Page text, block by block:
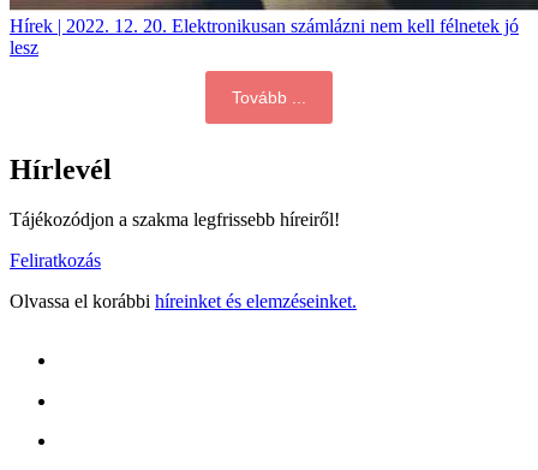
Hírek | 2022. 12. 20. Elektronikusan számlázni nem kell félnetek jó
lesz
Tovább ...
Hírlevél
Tájékozódjon a szakma legfrissebb híreiről!
Feliratkozás
Olvassa el korábbi híreinket és elemzéseinket.